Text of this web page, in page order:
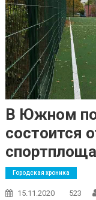
В Южном
состоится
Городская хроника
15.11.2020 523